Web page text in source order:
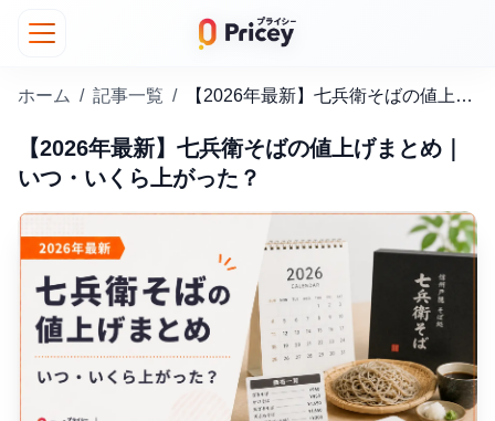
ホーム / 記事一覧 / 【2026年最新】七兵衛そばの値上げまとめ｜いつ・いくら上がった？
【2026年最新】七兵衛そばの値上げまとめ｜
いつ・いくら上がった？